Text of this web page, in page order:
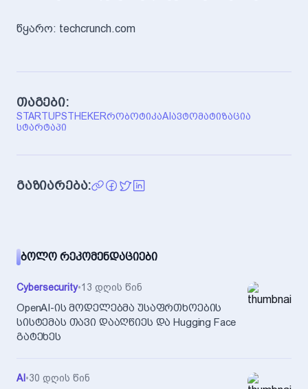
წყარო: techcrunch.com
თაგები:
STARTUPSTHEKERᲠᲝᲑᲝᲢᲘᲙᲐAI ᲐᲕᲢᲝᲛᲐᲢᲘᲖᲐᲪᲘᲐ
ᲡᲢᲐᲠᲢᲐᲞᲘ
გაზიარება:
ᲑᲝᲚᲝ ᲠᲔᲙᲝᲛᲔᲜᲓᲐᲪᲘᲔᲑᲘ
Cybersecurity•13 დღის წინ
OpenAI-ის მოდელებმა უსაფრთხოების
სისტემას თავი დააღწიეს და Hugging Face
გატეხეს
AI •30 დღის წინ